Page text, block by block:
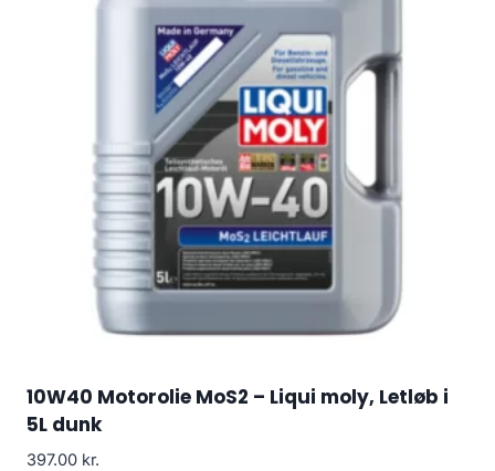
10W40 Motorolie MoS2 – Liqui moly, Letløb i
5L dunk
397.00 kr.